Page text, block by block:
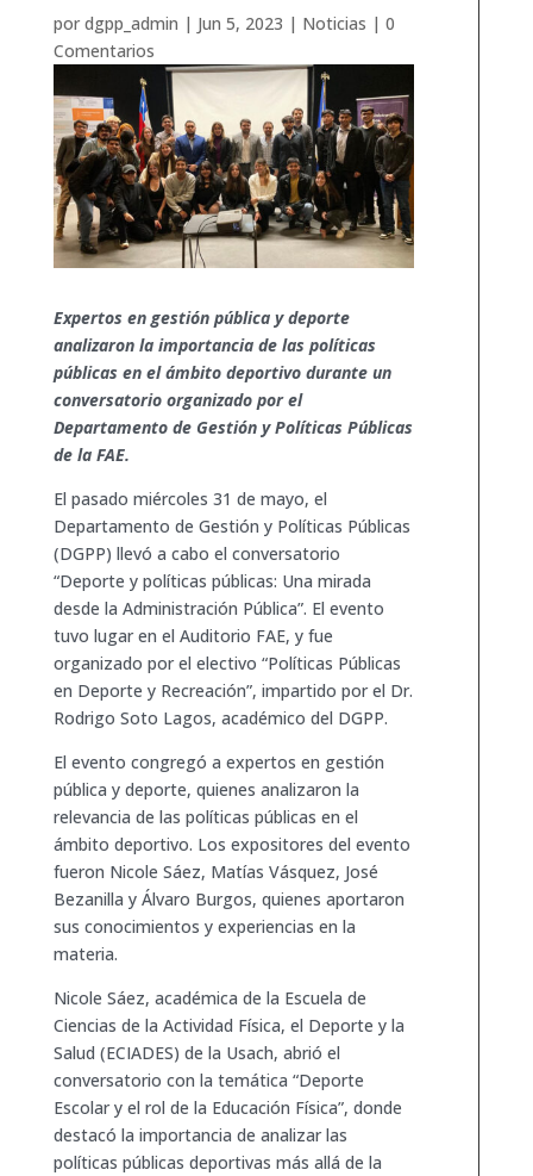
por dgpp_admin | Jun 5, 2023 | Noticias | 0
Comentarios
Expertos en gestión pública y deporte
analizaron la importancia de las políticas
públicas en el ámbito deportivo durante un
conversatorio organizado por el
Departamento de Gestión y Políticas Públicas
de la FAE.
El pasado miércoles 31 de mayo, el
Departamento de Gestión y Políticas Públicas
(DGPP) llevó a cabo el conversatorio
“Deporte y políticas públicas: Una mirada
desde la Administración Pública”. El evento
tuvo lugar en el Auditorio FAE, y fue
organizado por el electivo “Políticas Públicas
en Deporte y Recreación”, impartido por el Dr.
Rodrigo Soto Lagos, académico del DGPP.
El evento congregó a expertos en gestión
pública y deporte, quienes analizaron la
relevancia de las políticas públicas en el
ámbito deportivo. Los expositores del evento
fueron Nicole Sáez, Matías Vásquez, José
Bezanilla y Álvaro Burgos, quienes aportaron
sus conocimientos y experiencias en la
materia.
Nicole Sáez, académica de la Escuela de
Ciencias de la Actividad Física, el Deporte y la
Salud (ECIADES) de la Usach, abrió el
conversatorio con la temática “Deporte
Escolar y el rol de la Educación Física”, donde
destacó la importancia de analizar las
políticas públicas deportivas más allá de la